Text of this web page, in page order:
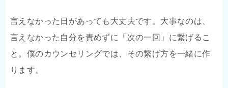
言えなかった日があっても大丈夫です。大事なのは、
言えなかった自分を責めずに「次の一回」に繋げるこ
と。僕のカウンセリングでは、その繋げ方を一緒に作
ります。